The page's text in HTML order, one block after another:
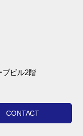
ブビル2階
CONTACT